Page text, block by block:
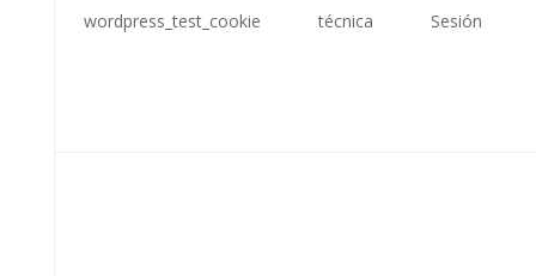
wordpress_test_cookie técnica Sesión